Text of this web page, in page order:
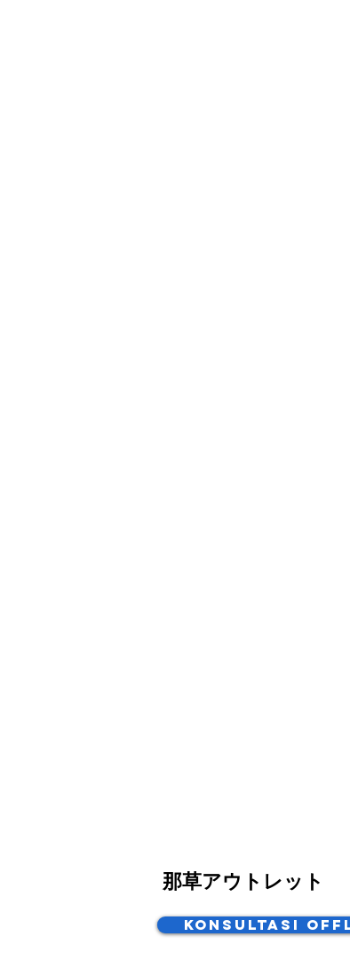
那草アウトレット
Konsultasi